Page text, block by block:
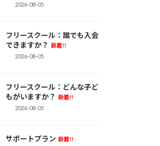
2026-08-05
フリースクール：誰でも入会
できますか？ 新着!!
2026-08-05
フリースクール：どんな子ど
もがいますか？ 新着!!
2026-08-05
サポートプラン 新着!!